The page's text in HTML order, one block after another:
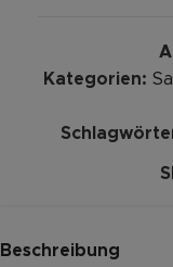
Kategorien:
Beschreibung